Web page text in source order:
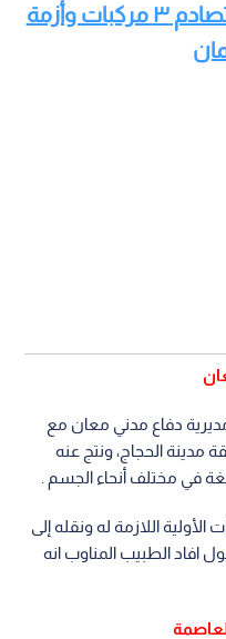
إقرأ أيضا: اصابات بحادث تصادم ٣ مركبات وأزمة
دفاع مدني معان مع
الحجاج، ونتج عنه
في مختلف أنحاء الجسم .
اللازمة له ونقله إلى
الطبيب المناوب انه